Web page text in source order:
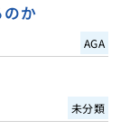
か
AGA
未分類